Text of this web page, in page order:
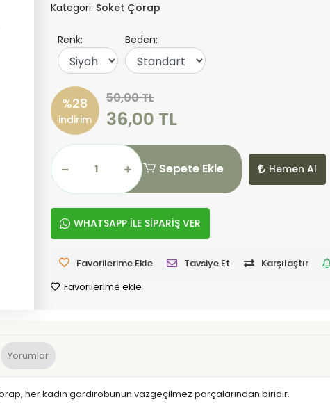
Kategori: Soket Çorap
Renk: Beden:
%28
indirim
50,00 TL
36,00 TL
Sepete Ekle Hemen Al
WHATSAPP İLE SİPARİŞ VER
Favorilerime Ekle Tavsiye Et Karşılaştır
Favorilerime ekle
Yorumlar
her kadın gardırobunun vazgeçilmez parçalarından biridir.